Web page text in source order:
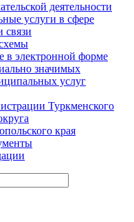
деятельности
услуги в сфере
связи
в электронной форме
значимых
услуг
Туркменского
края